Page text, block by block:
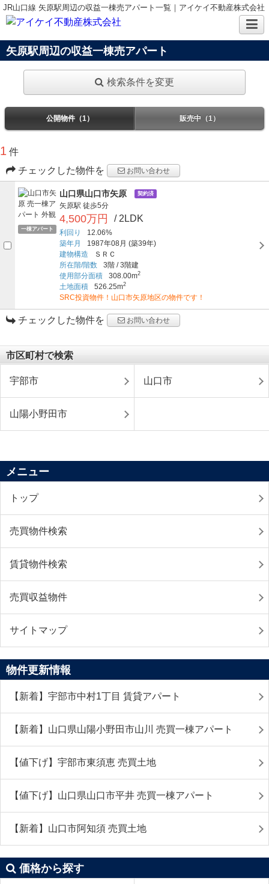
JR山口線 矢原駅周辺の収益一棟売アパート一覧｜アイケイ不動産株式会社
矢原駅周辺の収益一棟売アパート
検索条件を変更
公開物件（1） 販売中（1）
1 件
チェックした物件を
お問い合わせ
一棟アパート
山口県山口市矢原 契約済
矢原駅 徒歩5分
4,500万円 / 2LDK
利回り
12.06%
築年月
1987年08月 (築39年)
建物構造
ＳＲＣ
所在階/階数
3階 /3階建
使用部分面積
308.00m2
土地面積 526.25m2
SRC投資物件！山口市矢原地区の物件です！
チェックした物件を お問い合わせ
市区町村で検索
宇部市 山口市
山陽小野田市
メニュー
トップ
売買物件検索
賃貸物件検索
売買収益物件
サイトマップ
物件更新情報
【新着】宇部市中村1丁目 賃貸アパート
【新着】山口県山陽小野田市山川 売買一棟アパート
【値下げ】宇部市東須恵 売買土地
【値下げ】山口県山口市平井 売買一棟アパート
【新着】山口市阿知須 売買土地
価格から探す